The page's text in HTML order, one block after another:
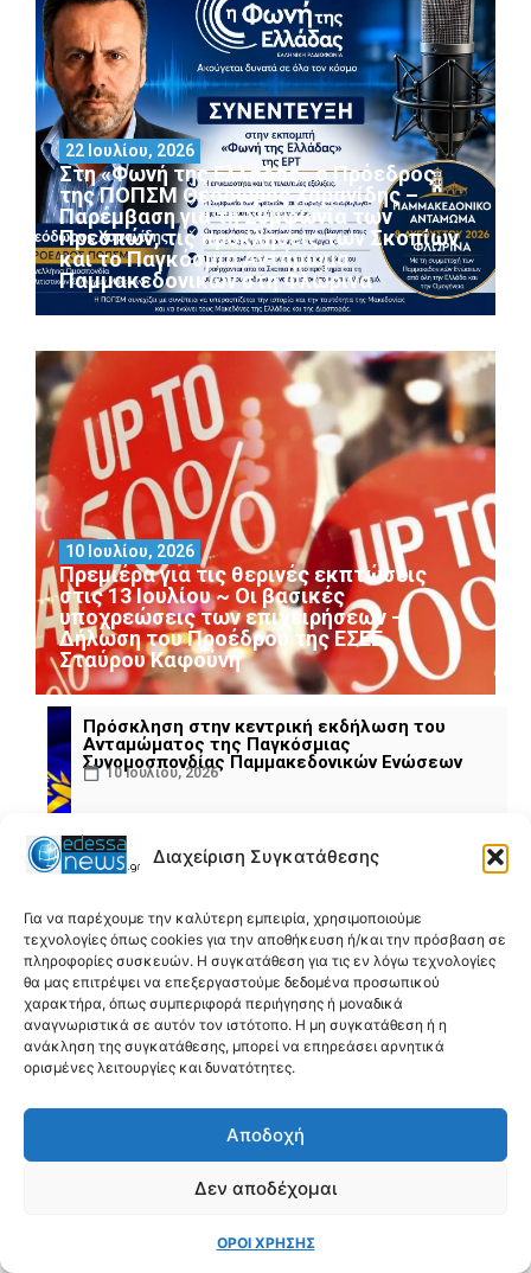
Διαχείριση Συγκατάθεσης
Για να παρέχουμε την καλύτερη εμπειρία, χρησιμοποιούμε
τεχνολογίες όπως cookies για την αποθήκευση ή/και την πρόσβαση σε
πληροφορίες συσκευών. Η συγκατάθεση για τις εν λόγω τεχνολογίες
θα μας επιτρέψει να επεξεργαστούμε δεδομένα προσωπικού
χαρακτήρα, όπως συμπεριφορά περιήγησης ή μοναδικά
αναγνωριστικά σε αυτόν τον ιστότοπο. Η μη συγκατάθεση ή η
ανάκληση της συγκατάθεσης, μπορεί να επηρεάσει αρνητικά
ορισμένες λειτουργίες και δυνατότητες.
Αποδοχή
Δεν αποδέχομαι
ΟΡΟΙ ΧΡΗΣΗΣ
Στη «Φωνή της Ελλάδας» ο Πρόεδρος
της ΠΟΠΣΜ Θεόδωρος Χαρανίδης –
Παρέμβαση για τη Συμφωνία των
Πρεσπών, τις προκλήσεις των Σκοπίων
και το Παγκόσμιο Αντάμωμα
Παμμακεδονικών στη Φλώρινα
22 Ιουλίου, 2026
Πρεμιέρα για τις θερινές εκπτώσεις
στις 13 Ιουλίου ~ Οι βασικές
υποχρεώσεις των επιχειρήσεων –
Δήλωση του Προέδρου της ΕΣΕΕ
Σταύρου Καφούνη
10 Ιουλίου, 2026
Πρόσκληση στην κεντρική εκδήλωση του
Ανταμώματος της Παγκόσμιας
Συνομοσπονδίας Παμμακεδονικών Ενώσεων
10 Ιουλίου, 2026
ΕΛΣΤΑΤ: Η Ελλάδα και πάλι πρώτη στον
Ευρωπαϊκό Διαγωνισμό στη Στατιστική
30 Ιουνίου, 2026
μεταπτυχιακό «Ενεργειακά Συστήματα και